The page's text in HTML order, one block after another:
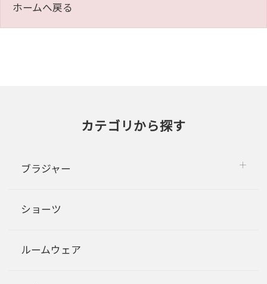
ホームへ戻る
カテゴリから探す
ブラジャー
ショーツ
ルームウェア